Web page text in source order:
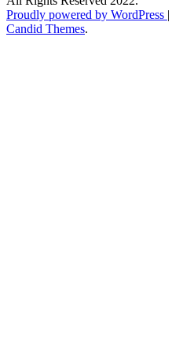
Proudly powered by WordPress |
Candid Themes.